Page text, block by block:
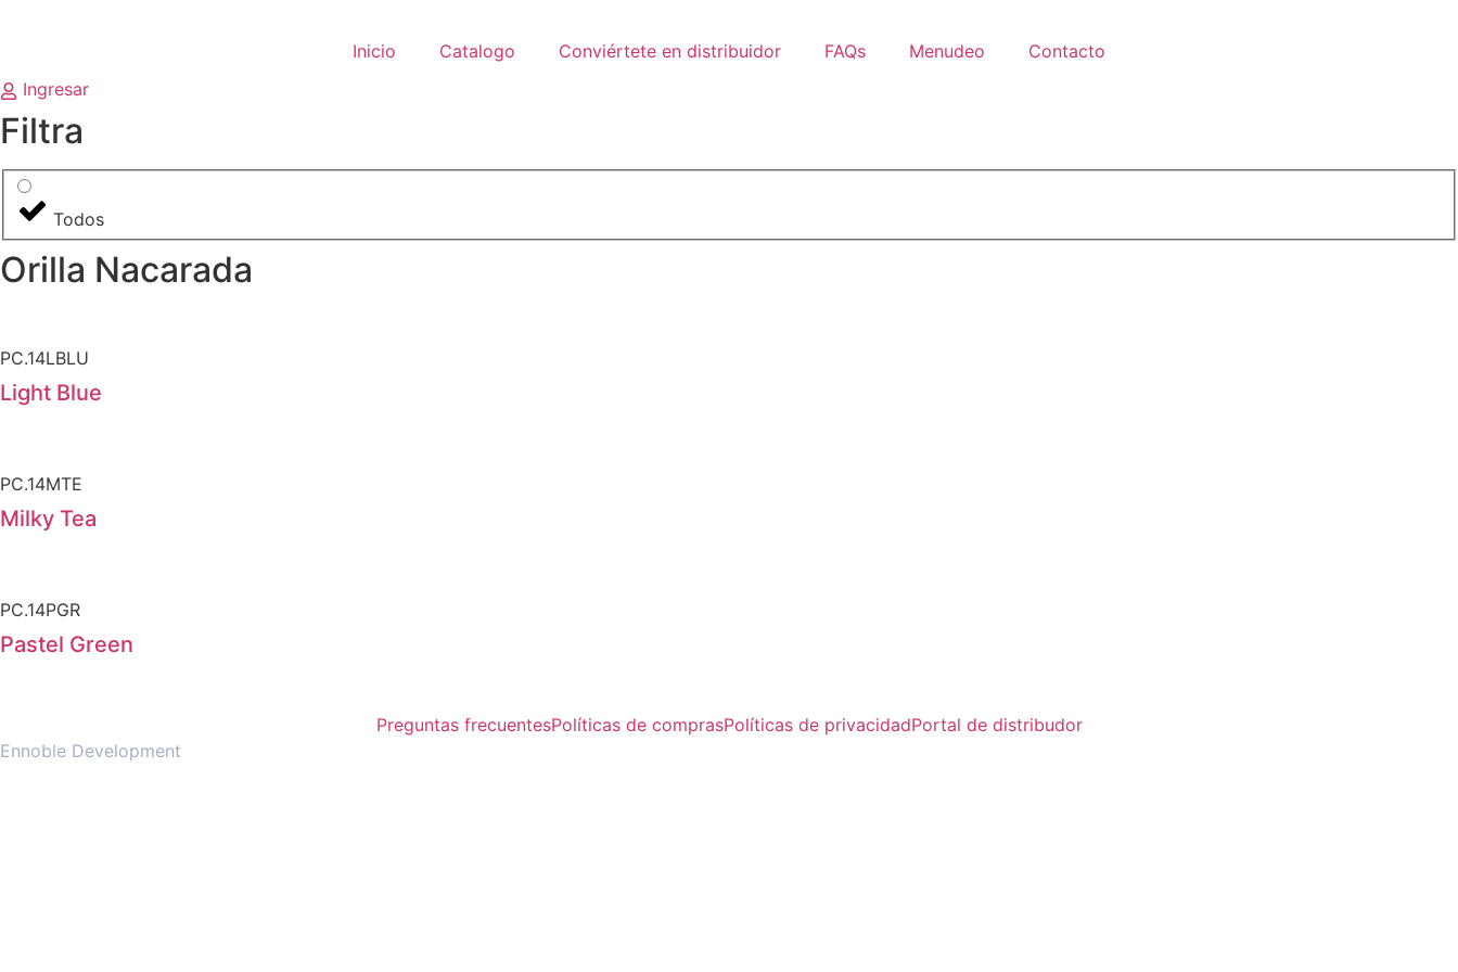
Inicio Catalogo Conviértete en distribuidor FAQs Menudeo
Contacto
Ingresar
Filtra
Todos
Orilla Nacarada
PC.14LBLU
Light Blue
PC.14MTE
Milky Tea
PC.14PGR
Pastel Green
Preguntas frecuentesPolíticas de comprasPolíticas de privacidadPortal de distribudor
Ennoble Development